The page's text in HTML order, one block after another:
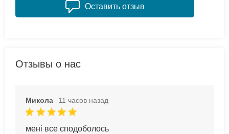
Оставить отзыв
Отзывы о нас
Микола 11 часов назад
мені все сподоболось